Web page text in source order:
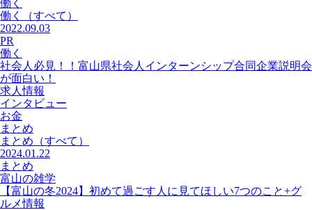
働く
働く
（すべて）
2022.09.03
PR
働く
社会人必見！！富山県社会人インターンシップ合同企業説明会
が面白い！
求人情報
インタビュー
お金
まとめ
まとめ （すべて）
2024.01.22
まとめ
富山の雑学
【富山の冬2024】初めて過ごす人に見てほしい7つのこと+グ
ルメ情報